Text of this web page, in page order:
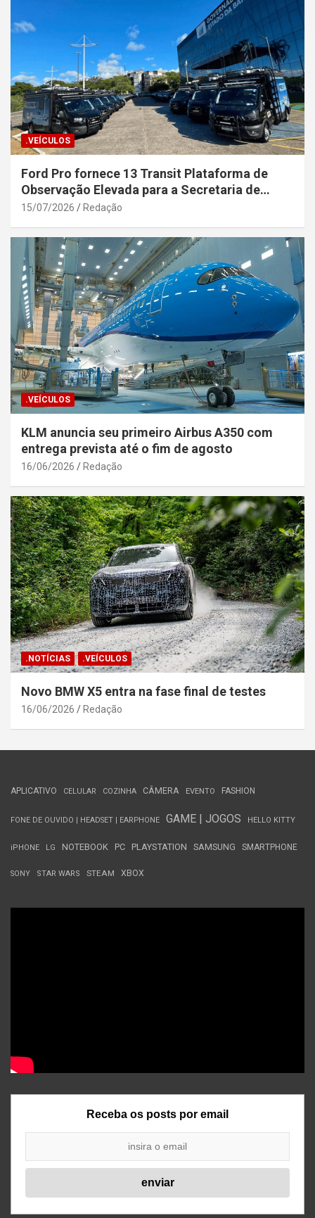
.VEÍCULOS
Ford Pro fornece 13 Transit Plataforma de
Observação Elevada para a Secretaria de
Segurança Pública da Bahia
15/07/2026 Redação
.VEÍCULOS
KLM anuncia seu primeiro Airbus A350 com
entrega prevista até o fim de agosto
16/06/2026 Redação
.NOTÍCIAS .VEÍCULOS
Novo BMW X5 entra na fase final de testes
16/06/2026 Redação
APLICATIVO CELULAR COZINHA CÂMERA EVENTO FASHION
FONE DE OUVIDO | HEADSET | EARPHONE GAME | JOGOS HELLO KITTY
iPHONE LG NOTEBOOK PC PLAYSTATION SAMSUNG SMARTPHONE
SONY STAR WARS STEAM XBOX
Receba os posts por email